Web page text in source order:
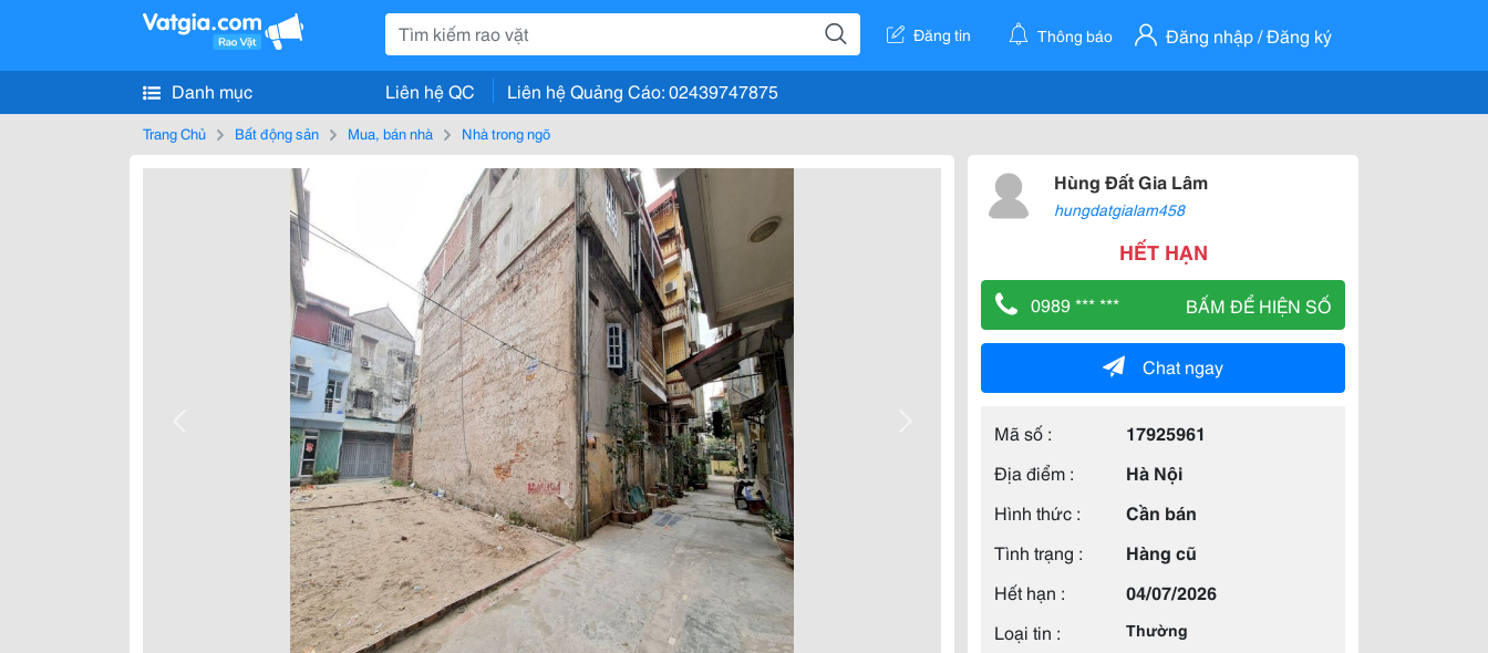
Đăng tin Thông báo Đăng nhập / Đăng ký
Danh mục Liên hệ QC Liên hệ Quảng Cáo: 02439747875
Trang Chủ Bất động sản Mua, bán nhà Nhà trong ngõ
Hùng Đất Gia Lâm
hungdatgialam458
HẾT HẠN
0989 *** *** BẤM ĐỂ HIỆN SỐ
Chat ngay
Mã số :
17925961
Địa điểm :
Hà Nội
Hình thức :
Cần bán
Tình trạng :
Hàng cũ
Hết hạn :
04/07/2026
Loại tin :
Thường